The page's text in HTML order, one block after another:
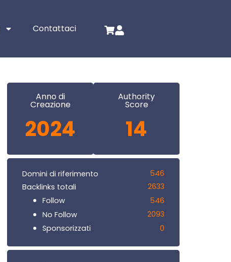
Contattaci
Anno di
Creazione
2024
Authority
Score
14
Domini di riferimento
546
Backlinks totali
2633
Follow
546
No Follow
2093
Sponsorizzati
0